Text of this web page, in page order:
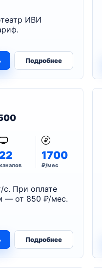
ИВИ
Подробнее
1700
₽/мес
При оплате
— от 850 ₽/мес.
Подробнее